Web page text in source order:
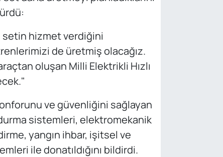
setin hizmet verdiğini
de üretmiş olacağız.
oluşan Milli Elektrikli Hızlı
ve güvenliğini sağlayan
sistemleri, elektromekanik
yangın ihbar, işitsel ve
ile donatıldığını bildirdi.